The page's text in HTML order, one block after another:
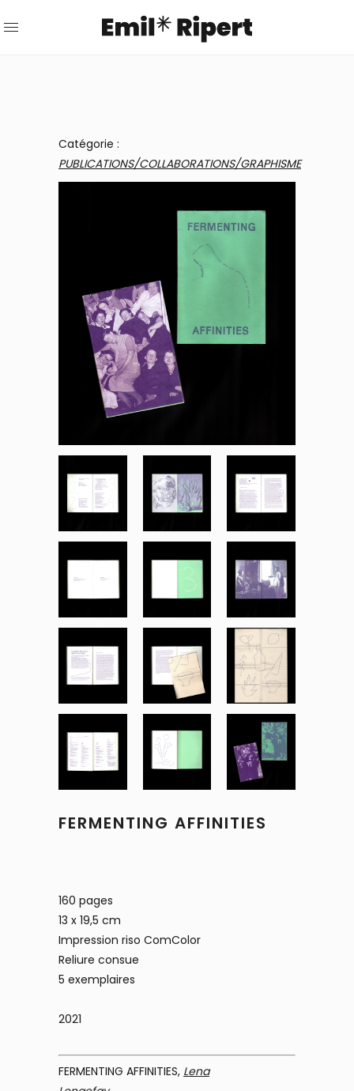
Catégorie :
PUBLICATIONS/COLLABORATIONS/GRAPHISME
FERMENTING AFFINITIES
160 pages
13 x 19,5 cm
Impression riso ComColor
Reliure consue
5 exemplaires
2021
FERMENTING AFFINITIES, Lena